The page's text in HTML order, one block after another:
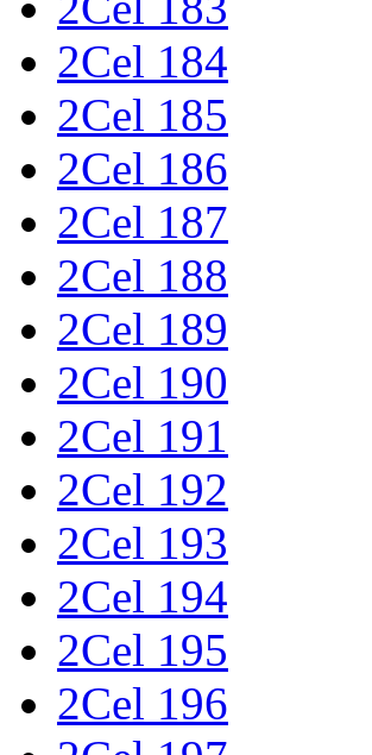
2Cel 184
2Cel 185
2Cel 186
2Cel 187
2Cel 188
2Cel 189
2Cel 190
2Cel 191
2Cel 192
2Cel 193
2Cel 194
2Cel 195
2Cel 196